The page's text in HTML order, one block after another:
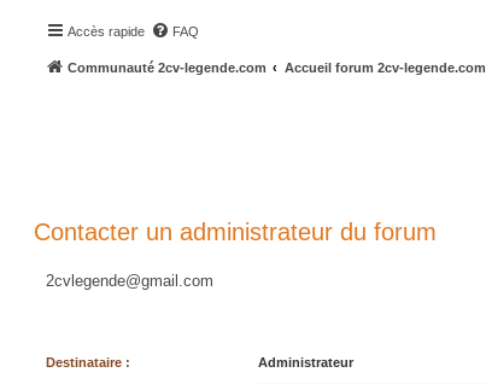
Accès rapide FAQ
Communauté 2cv-legende.com Accueil forum 2cv-legende.com
Contacter un administrateur du forum
2cvlegende@gmail.com
Destinataire : Administrateur